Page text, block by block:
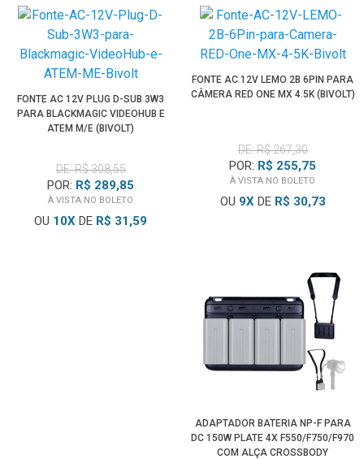
FONTE AC 12V PLUG D-SUB 3W3
PARA BLACKMAGIC VIDEOHUB E
ATEM M/E (BIVOLT)
DE: R$ 308,55
POR: R$ 289,85
À VISTA NO BOLETO
OU 10X DE R$ 31,59
FONTE AC 12V LEMO 2B 6PIN PARA
CÂMERA RED ONE MX 4.5K (BIVOLT)
DE: R$ 267,30
POR: R$ 255,75
À VISTA NO BOLETO
OU 9XDE R$ 30,73
ADAPTADOR BATERIA NP-F PARA
DC 150W PLATE 4X F550/F750/F970
COM ALÇA CROSSBODY